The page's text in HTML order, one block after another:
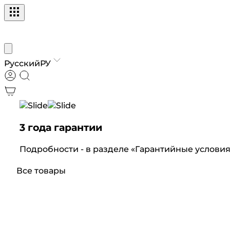
РусскийРУ
3 года гарантии
Подробности - в разделе «Гарантийные
Все товары